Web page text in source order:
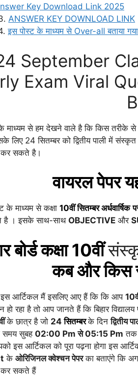
Key Download Link 2025
ANSWER KEY DOWNLOAD LINK
इस पोस्ट के माध्यम से Over-all बताया
September
Exam Viral
माध्यम से हम देखने वाले है कि किस तरीके से
लिए 24 सितम्बर को द्वितीय पाली में
कर सकते है।
वायरल पेपर
के माध्यम से कक्षा 10वींसितम्बरअर्धवार्षिक
है । इसके साथ-साथ OBJECTIVE और
बोर्ड कक्षा 10वीं
कब और किस
इस आर्टिकल मैं इसलिए आए हैं कि कि आप
रहा है तो आप जानते हैं कि बिहार विद्यालय
के छात्र है जो 24 सितम्बर के दिनद्वितीय
सुबह 02:00 Pm से 05:15 Pm तक
इस आर्टिकल को पूरा पढ़ना होगा इस
के ओरिजिनल क्वेश्चन पेपरका बताएंगे कि
कर सकते हैं